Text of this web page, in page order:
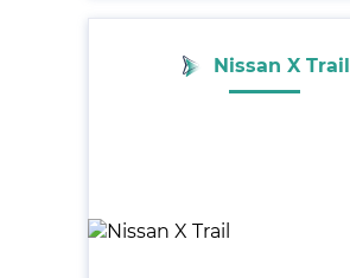
Nissan X Trail